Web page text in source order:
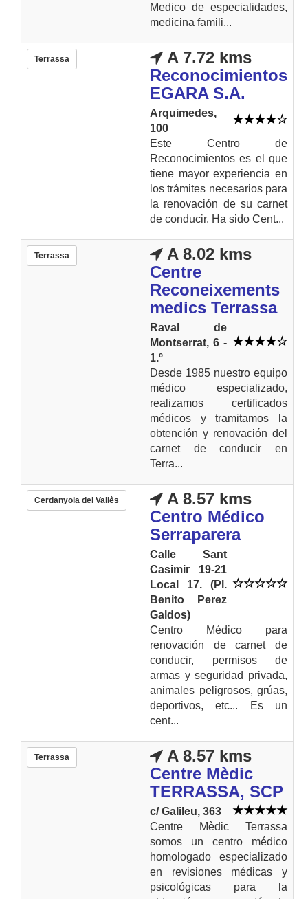
Medico de especialidades,
medicina famili...
Terrassa
A 7.72 kms
Reconocimientos
EGARA S.A.
Arquimedes,
100
Este Centro de
Reconocimientos es el que
tiene mayor experiencia en
los trámites necesarios para
la renovación de su carnet
de conducir. Ha sido Cent...
Terrassa
A 8.02 kms
Centre
Reconeixements
medics Terrassa
Raval de
Montserrat, 6 -
1.º
Desde 1985 nuestro equipo
médico especializado,
realizamos certificados
médicos y tramitamos la
obtención y renovación del
carnet de conducir en
Terra...
Cerdanyola del Vallès
A 8.57 kms
Centro Médico
Serraparera
Calle Sant
Casimir 19-21
Local 17. (Pl.
Benito Perez
Galdos)
Centro Médico para
renovación de carnet de
conducir, permisos de
armas y seguridad privada,
animales peligrosos, grúas,
deportivos, etc... Es un
cent...
Terrassa
A 8.57 kms
Centre Mèdic
TERRASSA, SCP
c/ Galileu, 363
Centre Mèdic Terrassa
somos un centro médico
homologado especializado
en revisiones médicas y
psicológicas para la